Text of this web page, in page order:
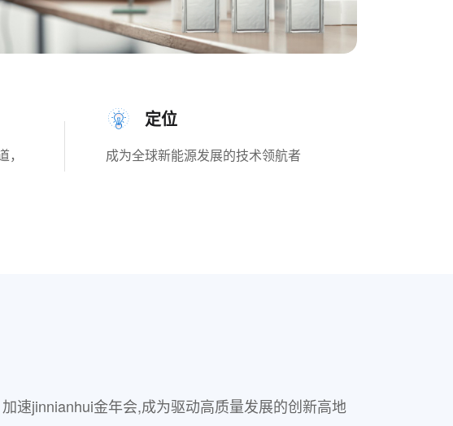
定位
成为全球新能源发展的技术领航者
速jinnianhui金年会,成为驱动高质量发展的创新高地